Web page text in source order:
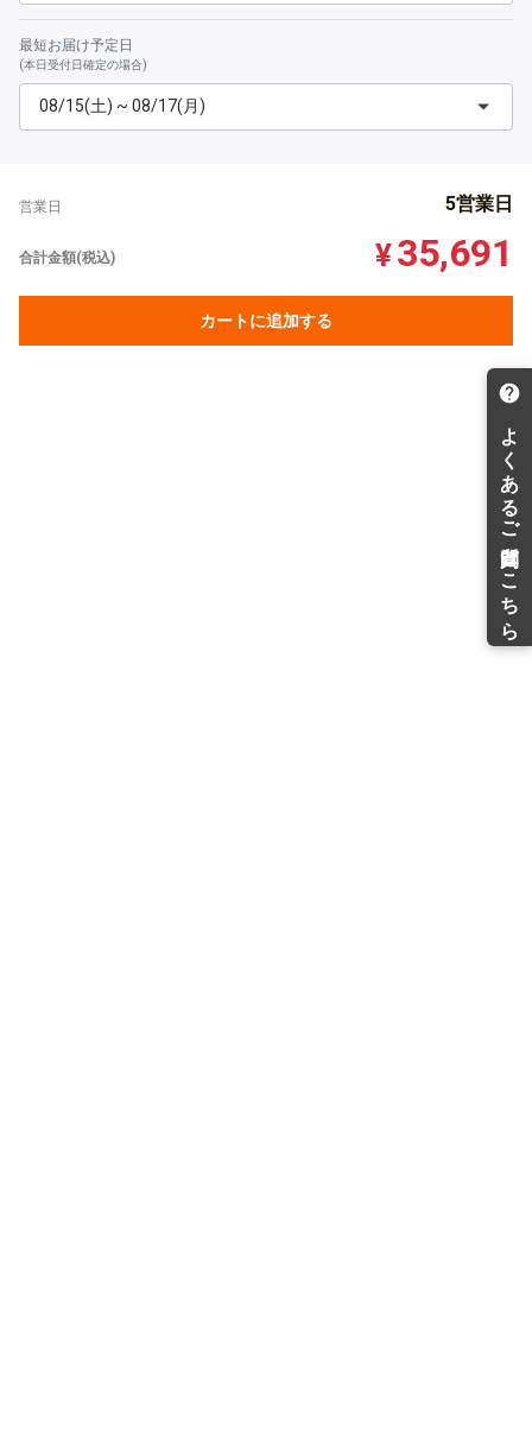
最短お届け予定日
(本日受付日確定の場合)
08/15(土) ~ 08/17(月)
営業日 5営業日
合計金額(税込) ¥35,691
カートに追加する